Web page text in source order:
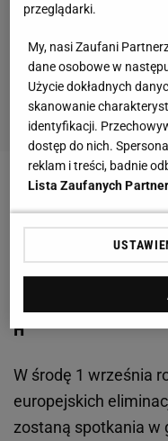
Zobacz wideo"Paulo
pecha do
Rozpoczyna się
eliminacyjnych do
H
W środę 1 września
europejskich
zostaną spotkania w
przeglądarki.
My, nasi Zaufani
dane osobowe w
Użycie dokładnych
skanowanie
identyfikacji.
dostęp do nich.
reklam i treści, badnie
Lista Zaufanych